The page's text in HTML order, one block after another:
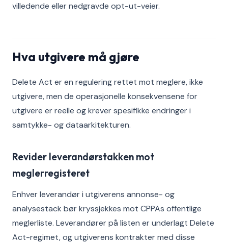
villedende eller nedgravde opt-ut-veier.
Hva utgivere må gjøre
Delete Act er en regulering rettet mot meglere, ikke
utgivere, men de operasjonelle konsekvensene for
utgivere er reelle og krever spesifikke endringer i
samtykke- og dataarkitekturen.
Revider leverandørstakken mot
meglerregisteret
Enhver leverandør i utgiverens annonse- og
analysestack bør kryssjekkes mot CPPAs offentlige
meglerliste. Leverandører på listen er underlagt Delete
Act-regimet, og utgiverens kontrakter med disse